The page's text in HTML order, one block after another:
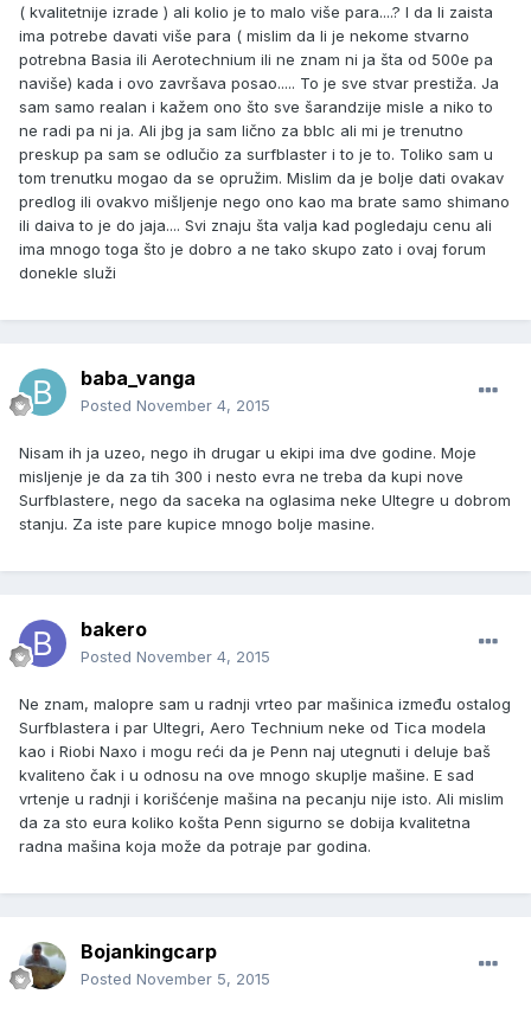
( kvalitetnije izrade ) ali kolio je to malo više para....? I da li zaista
ima potrebe davati više para ( mislim da li je nekome stvarno
potrebna Basia ili Aerotechnium ili ne znam ni ja šta od 500e pa
naviše) kada i ovo završava posao..... To je sve stvar prestiža. Ja
sam samo realan i kažem ono što sve šarandzije misle a niko to
ne radi pa ni ja. Ali jbg ja sam lično za bblc ali mi je trenutno
preskup pa sam se odlučio za surfblaster i to je to. Toliko sam u
tom trenutku mogao da se opružim. Mislim da je bolje dati ovakav
predlog ili ovakvo mišljenje nego ono kao ma brate samo shimano
ili daiva to je do jaja.... Svi znaju šta valja kad pogledaju cenu ali
ima mnogo toga što je dobro a ne tako skupo zato i ovaj forum
donekle služi
baba_vanga
Posted November 4, 2015
Nisam ih ja uzeo, nego ih drugar u ekipi ima dve godine. Moje
misljenje je da za tih 300 i nesto evra ne treba da kupi nove
Surfblastere, nego da saceka na oglasima neke Ultegre u dobrom
stanju. Za iste pare kupice mnogo bolje masine.
bakero
Posted November 4, 2015
Ne znam, malopre sam u radnji vrteo par mašinica između ostalog
Surfblastera i par Ultegri, Aero Technium neke od Tica modela
kao i Riobi Naxo i mogu reći da je Penn naj utegnuti i deluje baš
kvaliteno čak i u odnosu na ove mnogo skuplje mašine. E sad
vrtenje u radnji i korišćenje mašina na pecanju nije isto. Ali mislim
da za sto eura koliko košta Penn sigurno se dobija kvalitetna
radna mašina koja može da potraje par godina.
Bojankingcarp
Posted November 5, 2015